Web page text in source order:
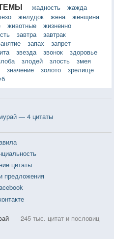
жадность
жажда
желудок жена
женщина
животные
жизненно
завтра
завтрак
запах
запрет
звезда звонок
здоровье
злодей злость
змея
значение золото
зрелище
— 4 цитаты
цитаты
предложения
245 тыс. цитат и пословиц